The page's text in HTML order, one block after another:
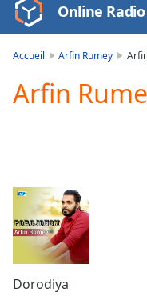
Video
Player
Play
Video
Mute
Current
Time0:00
Duration-:-
Loaded:
Online
Accueil Arfin Rumey
Arfin
Dorodiya